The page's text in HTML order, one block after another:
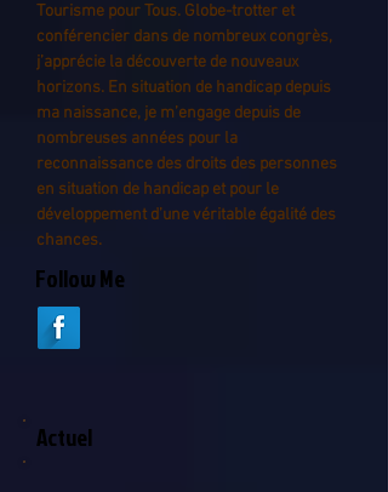
Follow Me
Tourisme pour Tous. Globe-trotter et
conférencier dans de nombreux congrès,
j’apprécie la découverte de nouveaux
horizons. En situation de handicap depuis
ma naissance, je m’engage depuis de
nombreuses années pour la
reconnaissance des droits des personnes
en situation de handicap et pour le
développement d’une véritable égalité des
chances.
Actuel